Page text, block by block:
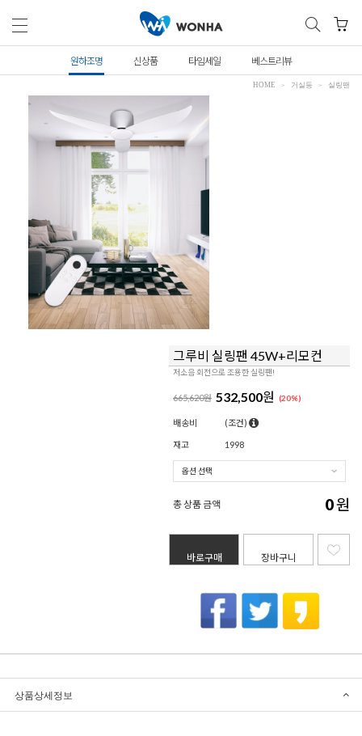
원하조명 신상품 타임세일 베스트리뷰
HOME 거실등 실링팬
그루비 실링팬 45W+리모컨
저소음 회전으로 조용한 실링팬!
665,620원 532,500원 (20%)
배송비 (조건)
재고 1998
총 상품 금액 0원
바로구매 장바구니
상품상세정보